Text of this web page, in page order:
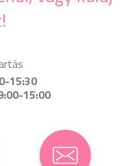
15:30
15:00